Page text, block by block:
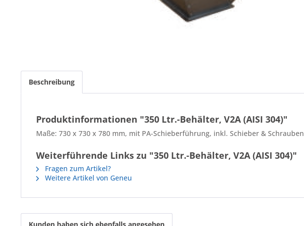
Beschreibung
Produktinformationen "350 Ltr.-Behälter, V2A (AISI 304)"
Maße: 730 x 730 x 780 mm, mit PA-Schieberführung, inkl. Schieber & Schrauben
Weiterführende Links zu "350 Ltr.-Behälter, V2A (AISI 304)"
Fragen zum Artikel?
Weitere Artikel von Geneu